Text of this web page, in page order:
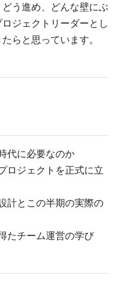
う進め、どんな壁にぶ
ジェクトリーダーとし
らと思っています。
代に必要なのか
ロジェクトを正式に立
計とこの半期の実際の
たチーム運営の学び